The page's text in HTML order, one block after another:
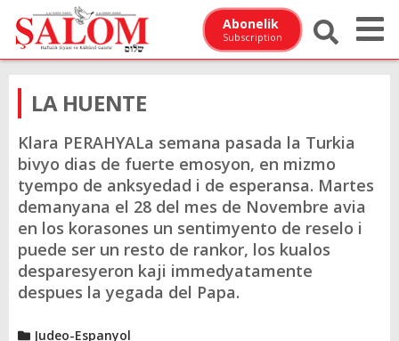
Abonelik
Subscription
LA HUENTE
Klara PERAHYALa semana pasada la Turkia
bivyo dias de fuerte emosyon, en mizmo
tyempo de anksyedad i de esperansa. Martes
demanyana el 28 del mes de Novembre avia
en los korasones un sentimyento de reselo i
puede ser un resto de rankor, los kualos
desparesyeron kaji immedyatamente
despues la yegada del Papa.
Judeo-Espanyol